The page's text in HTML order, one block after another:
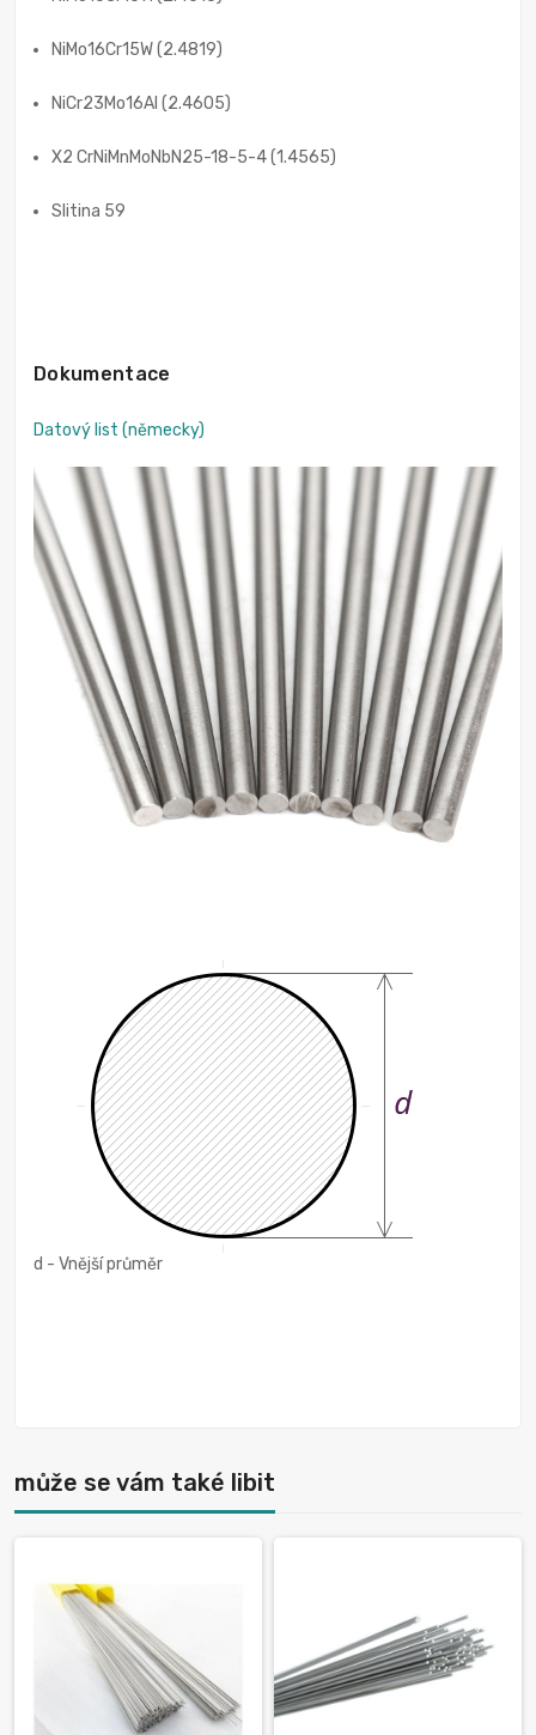
NiMo16Cr15W (2.4819)
NiCr23Mo16Al (2.4605)
X2 CrNiMnMoNbN25-18-5-4 (1.4565)
Slitina 59
Dokumentace
Datový list (německy)
d - Vnější průměr
může se vám také libit